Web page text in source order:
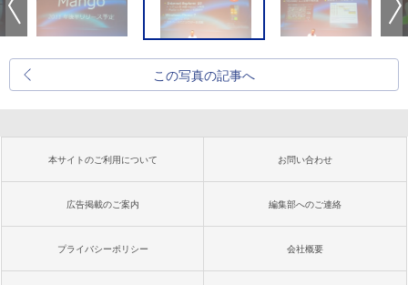
この写真の記事へ
本サイトのご利用について お問い合わせ
広告掲載のご案内 編集部へのご連絡
プライバシーポリシー 会社概要